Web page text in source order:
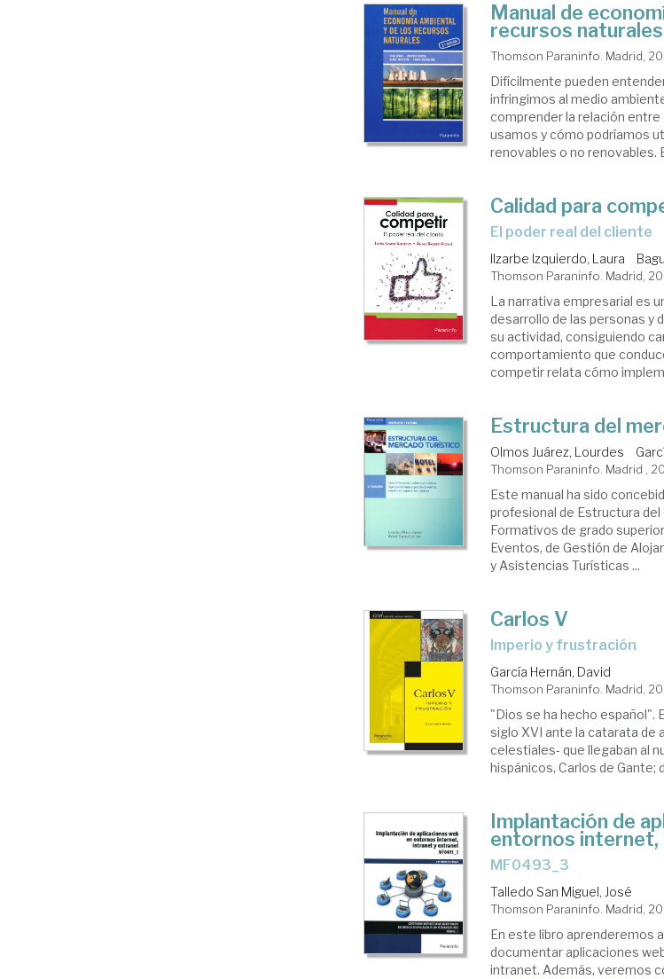
Manual de
recursos naturales
Thomson Paraninfo. Madrid,
Difícilmente pueden
infringimos al medio
comprender la relación
usamos y cómo podríamos
renovables o no renovables.
Calidad para
el poder real del cliente
Ilzarbe Izquierdo, Laura
Thomson Paraninfo. Madrid,
La narrativa empresarial es
desarrollo de las personas y
su actividad, consiguiendo
comportamiento que
competir relata cómo
Estructura del
Olmos Juárez, Lourdes
Thomson Paraninfo. Madrid ,
Este manual ha sido
profesional de Estructura
Formativos de grado
Eventos, de Gestión de
y Asistencias Turísticas ...
Carlos V
Imperio y frustración
García Hernán, David
Thomson Paraninfo. Madrid,
"Dios se ha hecho español".
siglo XVI ante la catarata de
celestiales- que llegaban al
hispánicos, Carlos de Gante;
Implantación de
entornos
MF0493_3
Talledo San Miguel, José
Thomson Paraninfo. Madrid,
En este libro aprenderemos
documentar aplicaciones
intranet. Además, veremos